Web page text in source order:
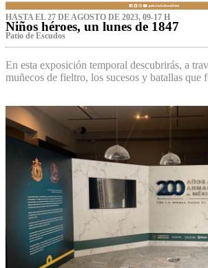
HASTA EL 27 DE AGOSTO DE 2023, 09-17 H
Niños héroes, un lunes de 1847
Patio de Escudos
En esta exposición temporal descubrirás, a
muñecos de fieltro, los sucesos y batallas